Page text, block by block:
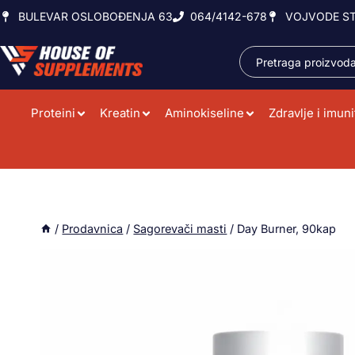
BULEVAR OSLOBOĐENJA 63 064/4142-678 VOJVODE
Proteini Kreatin Aminokiseline Zdravlje i
/ Prodavnica / Sagorevači masti / Day Burner, 90kap